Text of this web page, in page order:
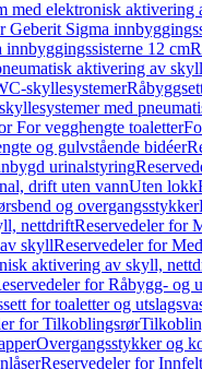
med elektronisk aktivering
Sigma
12 cm
aktivering av skyll
skyllesystemer
med
For vegghengte toaletter
og gulvstående bidéer
urinalstyring
drift uten vannUten lokk
og overgangsstykker
nettdriftReservedeler for
skyllReservedeler for
aktivering av skyll,
for Råbygg- og
for toaletter og
for Tilkoblingsrør
Overgangsstykker og
Reservedeler for